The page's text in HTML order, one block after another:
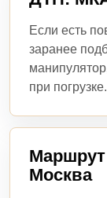
Если есть
заранее
при погрузке.
Москва